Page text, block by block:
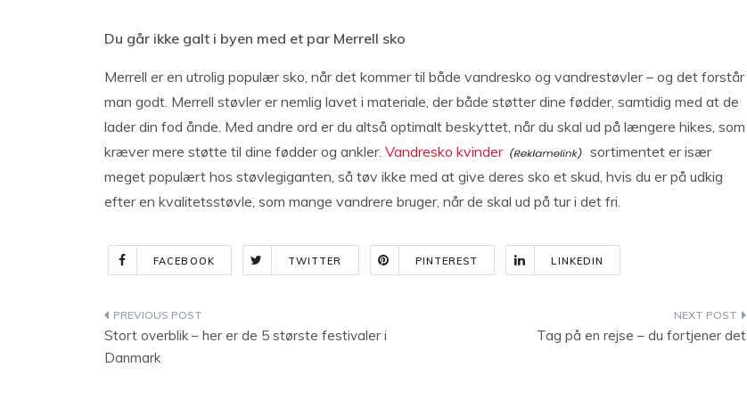
Du går ikke galt i byen med et par Merrell sko
Merrell er en utrolig populær sko, når det kommer til både vandresko og vandrestøvler – og det forstår
man godt. Merrell støvler er nemlig lavet i materiale, der både støtter dine fødder, samtidig med at de
lader din fod ånde. Med andre ord er du altså optimalt beskyttet, når du skal ud på længere hikes, som
kræver mere støtte til dine fødder og ankler. Vandresko kvinder
sortimentet er især
meget populært hos støvlegiganten, så tøv ikke med at give deres sko et skud, hvis du er på udkig
efter en kvalitetsstøvle, som mange vandrere bruger, når de skal ud på tur i det fri.
FACEBOOK TWITTER PINTEREST LINKEDIN
Indlægsnavigation
Stort overblik – her er de 5 største festivaler i
Danmark
Tag på en rejse – du fortjener det